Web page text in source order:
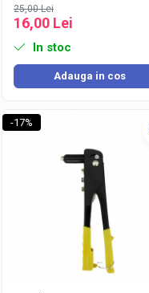
25,00 Lei
16,00 Lei
In stoc
Adauga in cos
-17%